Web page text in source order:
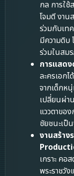
กล การใช้
โจมตี งา
ร่วมกับเท
มีความดิบ
ร่วมในสม
การแสด
ละครเอก
จากเด็กห
เปลี่ยนผ่า
แววตาขอ
ชัยชนะเป็
งานสร้า
เกราะ ค
พระราชวั